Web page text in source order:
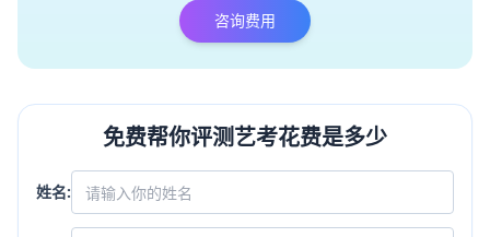
咨询费用
免费帮你评测艺考花费是多少
姓名: